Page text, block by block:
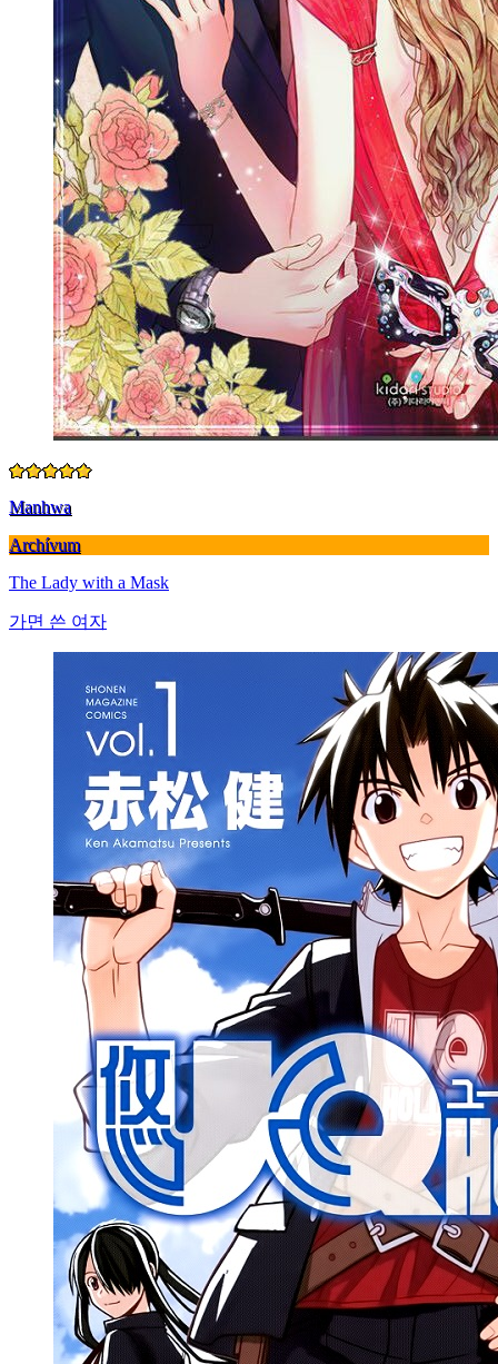
Manhwa
Archívum
The Lady with a Mask
가면 쓴 여자